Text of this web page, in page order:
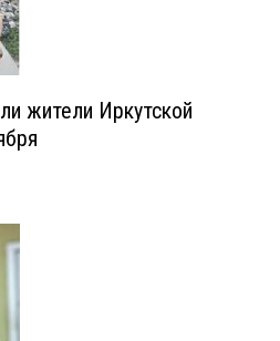
жители Иркутской